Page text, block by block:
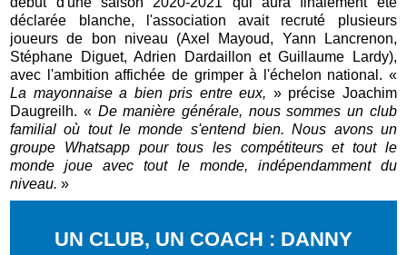
déclarée blanche, l'association avait recruté plusieurs
joueurs de bon niveau (Axel Mayoud, Yann Lancrenon,
Stéphane Diguet, Adrien Dardaillon et Guillaume Lardy),
avec l'ambition affichée de grimper à l'échelon national. «
La mayonnaise a bien pris entre eux, » précise Joachim
Daugreilh. « De manière générale, nous sommes un club
familial où tout le monde s'entend bien. Nous avons un
groupe Whatsapp pour tous les compétiteurs et tout le
monde joue avec tout le monde, indépendamment du
niveau.»
UN CLUB, UN COACH : DANNY